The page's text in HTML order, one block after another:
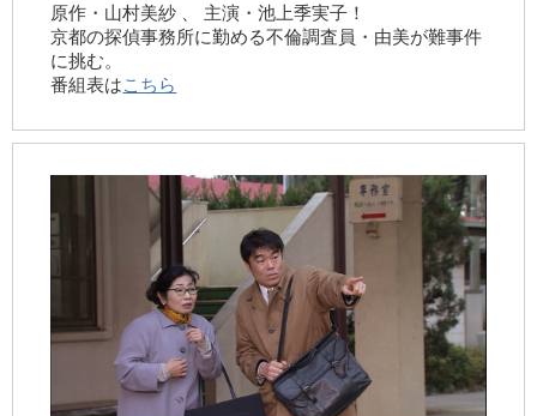
原作・山村美紗 、 主演・池上季実子！
京都の探偵事務所に勤める不倫調査員・由美が難事件
に挑む。
番組表はこちら